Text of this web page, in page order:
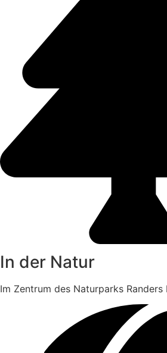
In der Natur
Im Zentrum des Naturparks Randers